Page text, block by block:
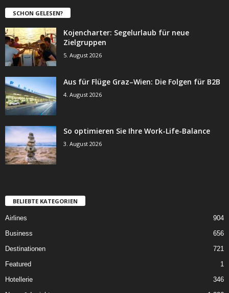
SCHON GELESEN?
Kojencharter: Segelurlaub für neue
Zielgruppen
5. August 2026
Aus für Flüge Graz–Wien: Die Folgen für B2B
4. August 2026
So optimieren Sie Ihre Work-Life-Balance
3. August 2026
BELIEBTE KATEGORIEN
Airlines
904
Business
656
Destinationen
721
Featured
1
Hotellerie
346